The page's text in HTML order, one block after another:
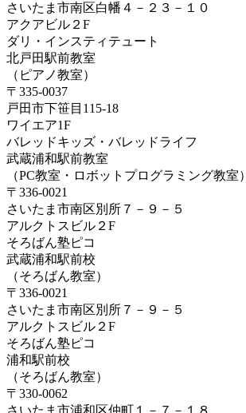
さいたま市南区白幡４－２３－１０
アクアビル２F
ダリ・インスティテュート
北戸田駅前教室
（ピアノ教室）
〒335-0037
戸田市下笹目115-18
ワイエア1F
バレッドキッズ・バレッドライフ
武蔵浦和駅前教室
（PC教室・ロボットプログラミング教室）
〒336-0021
さいたま市南区別所７－９－５
アルクトスビル２F
そろばん塾ピコ
武蔵浦和駅前校
（そろばん教室）
〒336-0021
さいたま市南区別所７－９－５
アルクトスビル２F
そろばん塾ピコ
浦和駅前校
（そろばん教室）
〒330-0062